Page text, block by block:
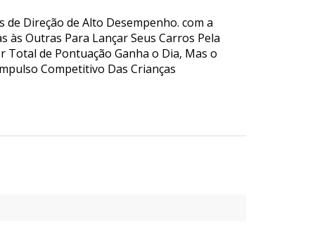
Direção de Alto Desempenho. com a
às Outras Para Lançar Seus Carros Pela
Total de Pontuação Ganha o Dia, Mas o
Competitivo Das Crianças